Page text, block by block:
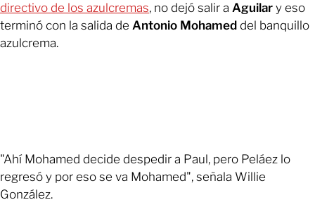
directivo de los azulcremas, no dejó salir a Aguilar y eso
terminó con la salida de Antonio Mohamed del banquillo
azulcrema.
"Ahí Mohamed decide despedir a Paul, pero Peláez lo
regresó y por eso se va Mohamed", señala Willie
González.